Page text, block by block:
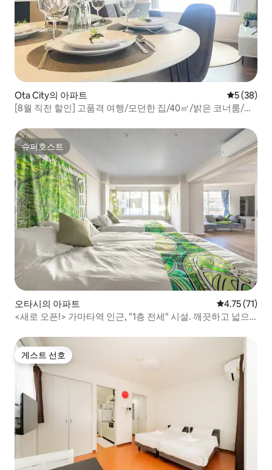
Ota City의 아파트 평점 5점(5
5 (38)
[8월 직전 할인] 고품격 여행/모던한 집/40㎡/밝은 코너룸/커
슈퍼호스트
슈퍼호스트
오타시의 아파트 평점 4.75점
4.75 (71)
<새로 오픈!> 가마타역 인근, "1층 전세" 시설. 깨끗하고 넓으
게스트 선호
게스트 선호